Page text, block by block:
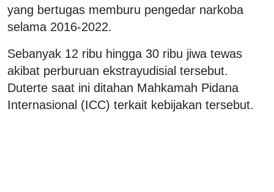
yang bertugas memburu pengedar narkoba
selama 2016-2022.
Sebanyak 12 ribu hingga 30 ribu jiwa tewas
akibat perburuan ekstrayudisial tersebut.
Duterte saat ini ditahan Mahkamah Pidana
Internasional (ICC) terkait kebijakan tersebut.